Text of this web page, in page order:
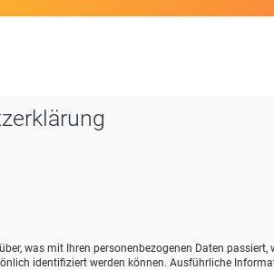
was mit Ihren personenbezogenen Daten passiert,
identifiziert werden können. Ausführliche